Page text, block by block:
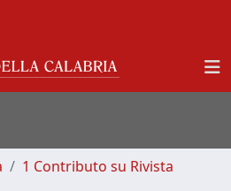
1 Contributo su Rivista